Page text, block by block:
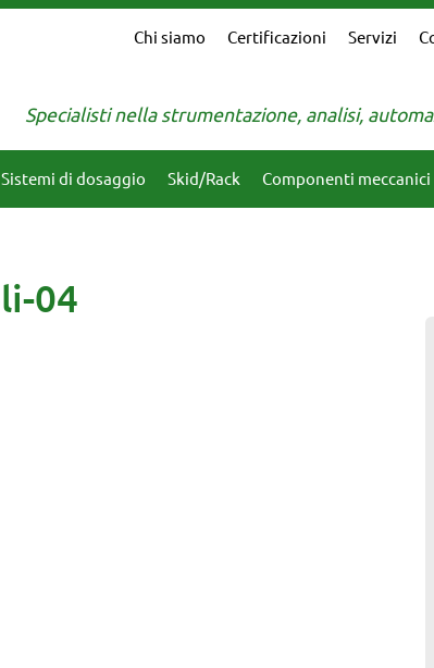
Chi siamo Certificazioni Servizi
Specialisti nella strumentazione, analisi,
Sistemi di dosaggio Skid/Rack Componenti meccanici
04